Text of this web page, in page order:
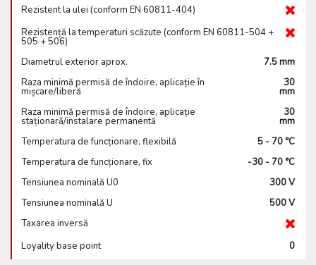
Rezistent la ulei (conform EN 60811-404)
Rezistență la temperaturi scăzute (conform EN 60811-504 +
505 + 506)
Diametrul exterior aprox.
7.5 mm
Raza minimă permisă de îndoire, aplicație în
mișcare/liberă
30
mm
Raza minimă permisă de îndoire, aplicație
staționară/instalare permanentă
30
mm
Temperatura de funcționare, flexibilă
5 - 70 °C
Temperatura de funcționare, fix
-30 - 70 °C
Tensiunea nominală U0
300 V
Tensiunea nominală U
500 V
Taxarea inversă
Loyality base point
0